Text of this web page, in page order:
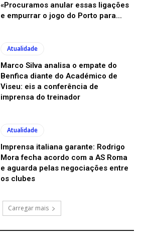
«Procuramos anular essas ligações
e empurrar o jogo do Porto para...
Atualidade
Marco Silva analisa o empate do
Benfica diante do Académico de
Viseu: eis a conferência de
imprensa do treinador
Atualidade
Imprensa italiana garante: Rodrigo
Mora fecha acordo com a AS Roma
e aguarda pelas negociações entre
os clubes
Carregar mais